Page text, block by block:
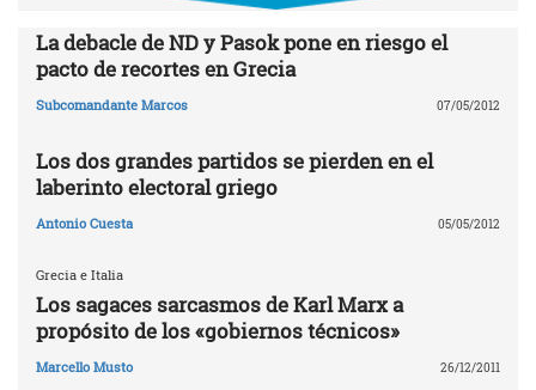
La debacle de ND y Pasok pone en riesgo el
pacto de recortes en Grecia
Subcomandante Marcos 07/05/2012
Los dos grandes partidos se pierden en el
laberinto electoral griego
Antonio Cuesta 05/05/2012
Grecia e Italia
Los sagaces sarcasmos de Karl Marx a
propósito de los «gobiernos técnicos»
Marcello Musto 26/12/2011